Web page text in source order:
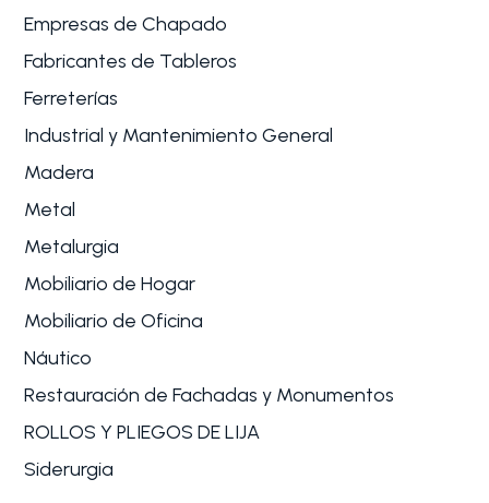
Empresas de Chapado
Fabricantes de Tableros
Ferreterías
Industrial y Mantenimiento General
Madera
Metal
Metalurgia
Mobiliario de Hogar
Mobiliario de Oficina
Náutico
Restauración de Fachadas y Monumentos
ROLLOS Y PLIEGOS DE LIJA
Siderurgia